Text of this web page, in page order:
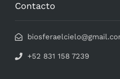
Contacto
+52 831 158 7239